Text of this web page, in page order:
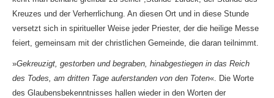
Kreuzes und der Verherrlichung. An diesen Ort und in diese Stunde
versetzt sich in spiritueller Weise jeder Priester, der die heilige Messe
feiert, gemeinsam mit der christlichen Gemeinde, die daran teilnimmt.
»Gekreuzigt, gestorben und begraben, hinabgestiegen in das Reich
des Todes, am dritten Tage auferstanden von den Toten«. Die Worte
des Glaubensbekenntnisses hallen wieder in den Worten der